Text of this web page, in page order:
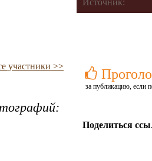
участники >>
Источник:
за публикацию, если
Поделиться